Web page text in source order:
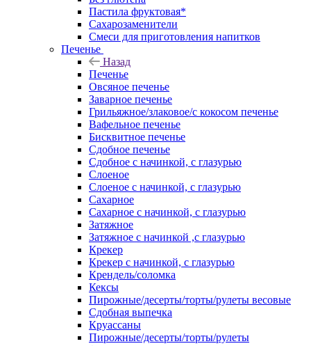
Пастила фруктовая*
Сахарозаменители
Смеси для приготовления напитков
Печенье
Назад
Печенье
Овсяное печенье
Заварное печенье
Грильяжное/злаковое/с кокосом печенье
Вафельное печенье
Бисквитное печенье
Сдобное печенье
Сдобное с начинкой, с глазурью
Слоеное
Слоеное с начинкой, с глазурью
Сахарное
Сахарное с начинкой, с глазурью
Затяжное
Затяжное с начинкой ,с глазурью
Крекер
Крекер с начинкой, с глазурью
Крендель/соломка
Кексы
Пирожные/десерты/торты/рулеты весовые
Сдобная выпечка
Круассаны
Пирожные/десерты/торты/рулеты